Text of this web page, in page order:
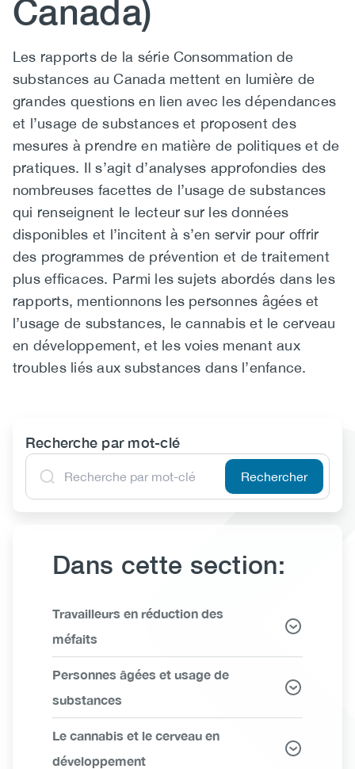
(CCSA)
Canada)
Body
Les rapports de la série Consommation de
substances au Canada mettent en lumière de
grandes questions en lien avec les dépendances
et l’usage de substances et proposent des
mesures à prendre en matière de politiques et de
pratiques. Il s’agit d’analyses approfondies des
nombreuses facettes de l’usage de substances
qui renseignent le lecteur sur les données
disponibles et l’incitent à s’en servir pour offrir
des programmes de prévention et de traitement
plus efficaces. Parmi les sujets abordés dans les
rapports, mentionnons les personnes âgées et
l’usage de substances, le cannabis et le cerveau
en développement, et les voies menant aux
troubles liés aux substances dans l’enfance.
Recherche par mot-clé
Dans cette section:
Items
Travailleurs en réduction des
méfaits
Personnes âgées et usage de
substances
Le cannabis et le cerveau en
développement